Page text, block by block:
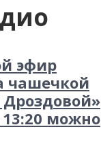
эфир
чашечкой
можно